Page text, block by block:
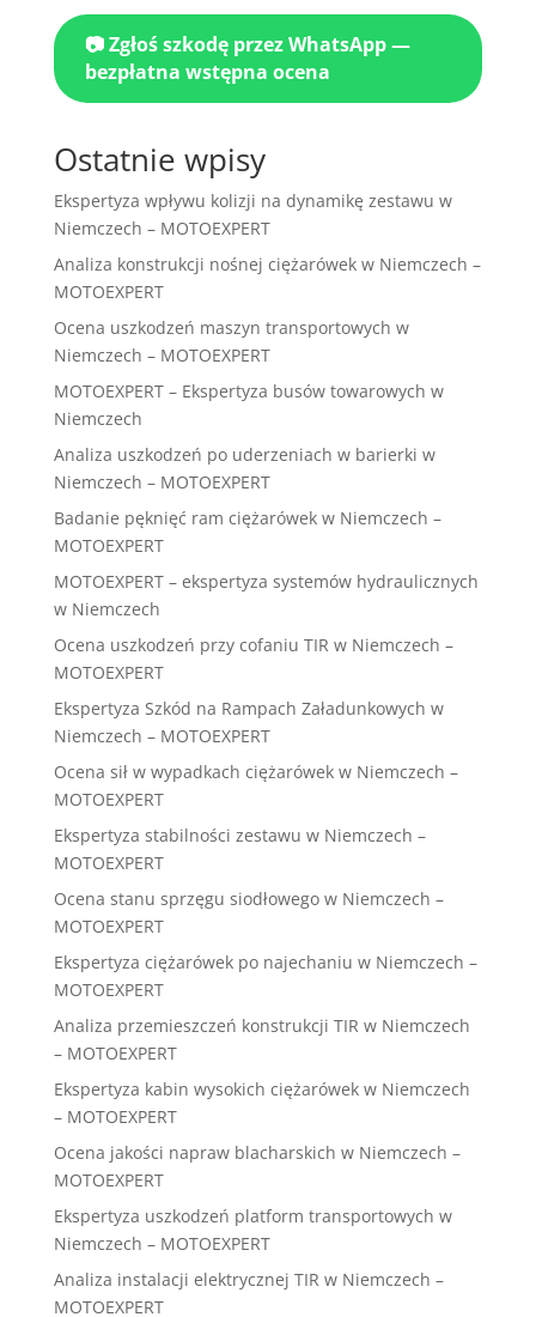
📷 Zgłoś szkodę przez WhatsApp —
bezpłatna wstępna ocena
Ostatnie wpisy
Ekspertyza wpływu kolizji na dynamikę zestawu w
Niemczech – MOTOEXPERT
Analiza konstrukcji nośnej ciężarówek w Niemczech –
MOTOEXPERT
Ocena uszkodzeń maszyn transportowych w
Niemczech – MOTOEXPERT
MOTOEXPERT – Ekspertyza busów towarowych w
Niemczech
Analiza uszkodzeń po uderzeniach w barierki w
Niemczech – MOTOEXPERT
Badanie pęknięć ram ciężarówek w Niemczech –
MOTOEXPERT
MOTOEXPERT – ekspertyza systemów hydraulicznych
w Niemczech
Ocena uszkodzeń przy cofaniu TIR w Niemczech –
MOTOEXPERT
Ekspertyza Szkód na Rampach Załadunkowych w
Niemczech – MOTOEXPERT
Ocena sił w wypadkach ciężarówek w Niemczech –
MOTOEXPERT
Ekspertyza stabilności zestawu w Niemczech –
MOTOEXPERT
Ocena stanu sprzęgu siodłowego w Niemczech –
MOTOEXPERT
Ekspertyza ciężarówek po najechaniu w Niemczech –
MOTOEXPERT
Analiza przemieszczeń konstrukcji TIR w Niemczech
– MOTOEXPERT
Ekspertyza kabin wysokich ciężarówek w Niemczech
– MOTOEXPERT
Ocena jakości napraw blacharskich w Niemczech –
MOTOEXPERT
Ekspertyza uszkodzeń platform transportowych w
Niemczech – MOTOEXPERT
Analiza instalacji elektrycznej TIR w Niemczech –
MOTOEXPERT